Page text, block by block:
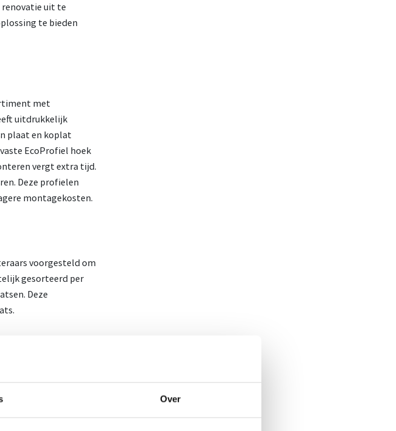
Over
renovatie uit te
te bieden
met
uitdrukkelijk
plaat en koplat
EcoProfiel hoek
vergt extra tijd.
Deze profielen
montagekosten.
voorgesteld om
gesorteerd per
Deze
Op dit moment zijn
buitendienst
is. Om geen